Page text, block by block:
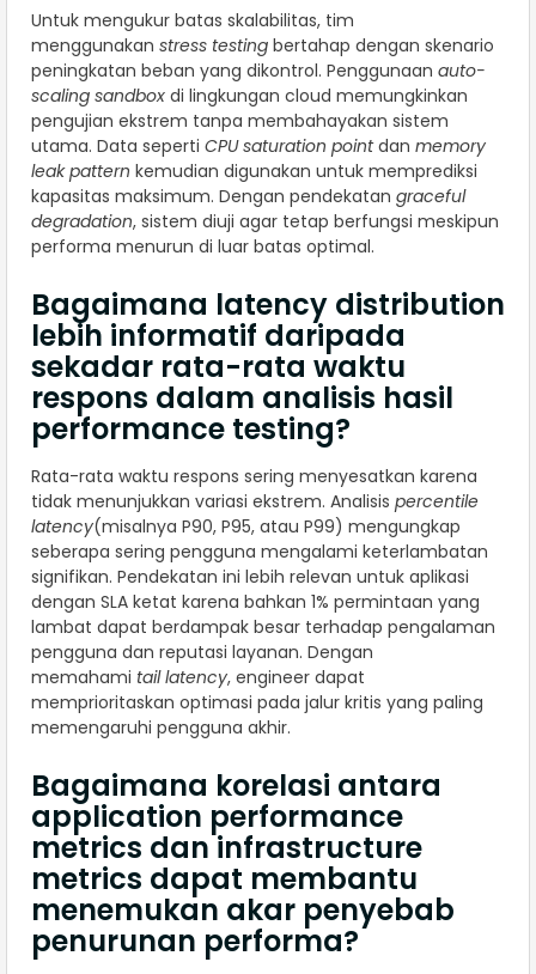
Untuk mengukur batas skalabilitas, tim
menggunakan stress testing bertahap dengan skenario
peningkatan beban yang dikontrol. Penggunaan auto-
scaling sandbox di lingkungan cloud memungkinkan
pengujian ekstrem tanpa membahayakan sistem
utama. Data seperti CPU saturation pointdan memory
leak pattern kemudian digunakan untuk memprediksi
kapasitas maksimum. Dengan pendekatan graceful
degradation, sistem diuji agar tetap berfungsi meskipun
performa menurun di luar batas optimal.
Bagaimana latency distribution
lebih informatif daripada
sekadar rata-rata waktu
respons dalam analisis hasil
performance testing?
Rata-rata waktu respons sering menyesatkan karena
tidak menunjukkan variasi ekstrem. Analisis percentile
latency(misalnya P90, P95, atau P99) mengungkap
seberapa sering pengguna mengalami keterlambatan
signifikan. Pendekatan ini lebih relevan untuk aplikasi
dengan SLA ketat karena bahkan 1% permintaan yang
lambat dapat berdampak besar terhadap pengalaman
pengguna dan reputasi layanan. Dengan
memahami tail latency, engineer dapat
memprioritaskan optimasi pada jalur kritis yang paling
memengaruhi pengguna akhir.
Bagaimana korelasi antara
application performance
metrics dan infrastructure
metrics dapat membantu
menemukan akar penyebab
penurunan performa?